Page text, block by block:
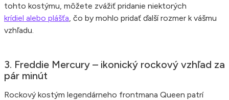
tohto kostýmu, môžete zvážiť pridanie niektorých
krídiel alebo plášťa , čo by mohlo pridať ďalší rozmer k vášmu
vzhľadu.
3. Freddie Mercury – ikonický rockový vzhľad za
pár minút
Rockový kostým legendárneho frontmana Queen patrí